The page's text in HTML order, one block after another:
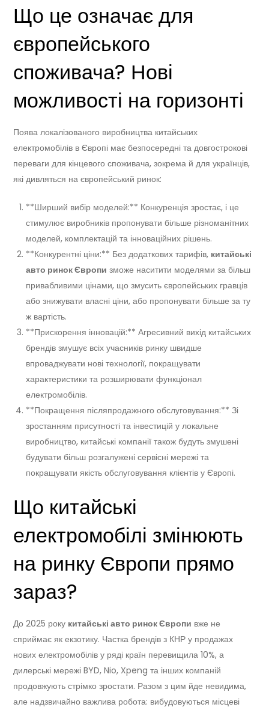
Що це означає для
європейського
споживача? Нові
можливості на горизонті
Поява локалізованого виробництва китайських
електромобілів в Європі має безпосередні та довгострокові
переваги для кінцевого споживача, зокрема й для українців,
які дивляться на європейський ринок:
**Ширший вибір моделей:** Конкуренція зростає, і це
стимулює виробників пропонувати більше різноманітних
моделей, комплектацій та інноваційних рішень.
**Конкурентні ціни:** Без додаткових тарифів, китайські
авто ринок Європи зможе наситити моделями за більш
привабливими цінами, що змусить європейських гравців
або знижувати власні ціни, або пропонувати більше за ту
ж вартість.
**Прискорення інновацій:** Агресивний вихід китайських
брендів змушує всіх учасників ринку швидше
впроваджувати нові технології, покращувати
характеристики та розширювати функціонал
електромобілів.
**Покращення післяпродажного обслуговування:** Зі
зростанням присутності та інвестицій у локальне
виробництво, китайські компанії також будуть змушені
будувати більш розгалужені сервісні мережі та
покращувати якість обслуговування клієнтів у Європі.
Що китайські
електромобілі змінюють
на ринку Європи прямо
зараз?
До 2025 року китайські авто ринок Європи вже не
сприймає як екзотику. Частка брендів з КНР у продажах
нових електромобілів у ряді країн перевищила 10%, а
дилерські мережі BYD, Nio, Xpeng та інших компаній
продовжують стрімко зростати. Разом з цим йде невидима,
але надзвичайно важлива робота: вибудовуються місцеві